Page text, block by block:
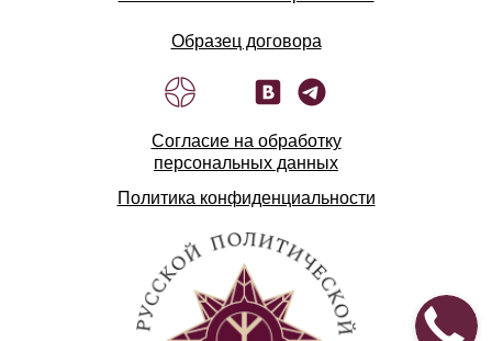
ВК ИнРПК
Телеграм канал Клуба
Образец договора
Согласие на обработку
персональных данных
Политика конфиденциальности